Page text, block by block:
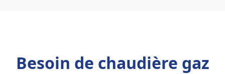
Besoin de chaudière gaz